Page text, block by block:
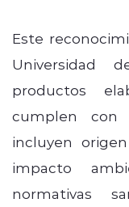
Este
Universidad
productos
cumplen con
incluyen
impacto
normativas